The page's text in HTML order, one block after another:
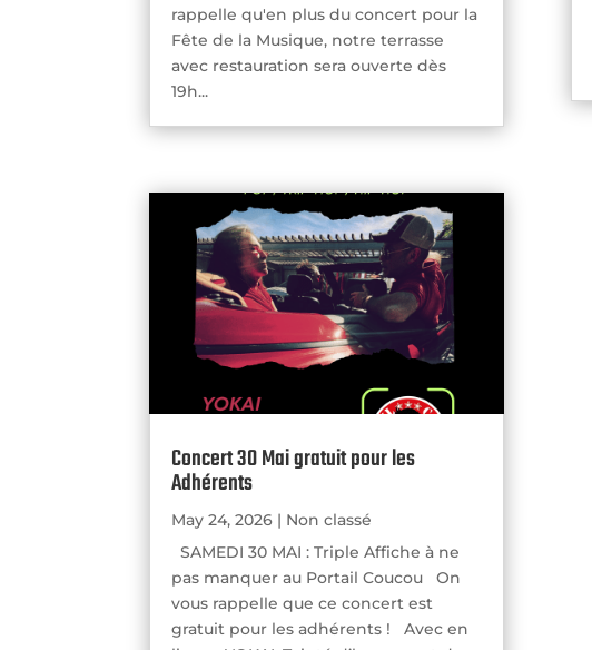
rappelle qu'en plus du concert pour la
Fête de la Musique, notre terrasse
avec restauration sera ouverte dès
19h...
Concert 30 Mai gratuit pour les
Adhérents
May 24, 2026 | Non classé
SAMEDI 30 MAI : Triple Affiche à ne
pas manquer au Portail Coucou On
vous rappelle que ce concert est
gratuit pour les adhérents ! Avec en